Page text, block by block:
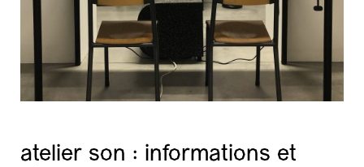
atelier son : informations et